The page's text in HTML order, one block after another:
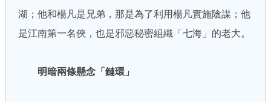
湖；他和楊凡是兄弟，那是為了利用楊凡實施陰謀；他
是江南第一名俠，也是邪惡秘密組織「七海」的老大。
明暗兩條懸念「鏈環」